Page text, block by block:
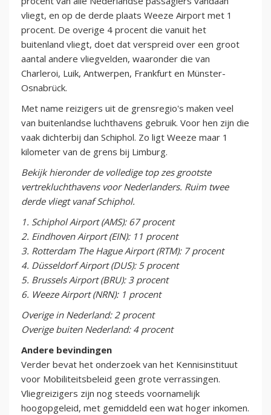
vliegt, en op de derde plaats Weeze Airport met 1
procent. De overige 4 procent die vanuit het
buitenland vliegt, doet dat verspreid over een groot
aantal andere vliegvelden, waaronder die van
Charleroi, Luik, Antwerpen, Frankfurt en Münster-
Osnabrück.
Met name reizigers uit de grensregio's maken veel
van buitenlandse luchthavens gebruik. Voor hen zijn die
vaak dichterbij dan Schiphol. Zo ligt Weeze maar 1
kilometer van de grens bij Limburg.
Bekijk hieronder de volledige top zes grootste
vertrekluchthavens voor Nederlanders. Ruim twee
derde vliegt vanaf Schiphol.
1. Schiphol Airport (AMS): 67 procent
2. Eindhoven Airport (EIN): 11 procent
3. Rotterdam The Hague Airport (RTM): 7 procent
4. Düsseldorf Airport (DUS): 5 procent
5. Brussels Airport (BRU): 3 procent
6. Weeze Airport (NRN): 1 procent
Overige in Nederland: 2 procent
Overige buiten Nederland: 4 procent
Andere bevindingen
Verder bevat het onderzoek van het Kennisinstituut
voor Mobiliteitsbeleid geen grote verrassingen.
Vliegreizigers zijn nog steeds voornamelijk
hoogopgeleid, met gemiddeld een wat hoger inkomen.